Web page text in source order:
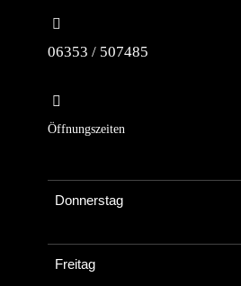
06353 / 507485
Öffnungszeiten
Donnerstag
Freitag